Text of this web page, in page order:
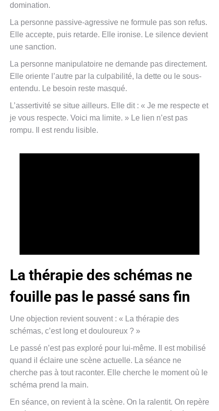
domination.
La personne passive-agressive ne formule pas son refus.
Elle accepte, puis retarde. Elle ironise. Le silence devient
une sanction.
La personne manipulatoire ne demande pas directement.
Elle oriente l’autre par la culpabilité, la dette ou le sous-
entendu. Le besoin reste masqué.
L’assertivité se situe ailleurs. Elle dit : « Je me respecte et
je vous respecte. Voici ma limite. » Le lien n’est pas
rompu. Il est rendu lisible.
La thérapie des schémas ne
fouille pas le passé sans fin
Une objection revient souvent : « La thérapie des
schémas, c’est long et douloureux ? »
Le passé n’est pas exploré pour lui-même. Il est mobilisé
quand il éclaire une scène actuelle. La séance ne
cherche pas à tout raconter. Elle cherche le moment où le
schéma prend la main.
En séance, on revient à la scène. On la ralentit. On repère